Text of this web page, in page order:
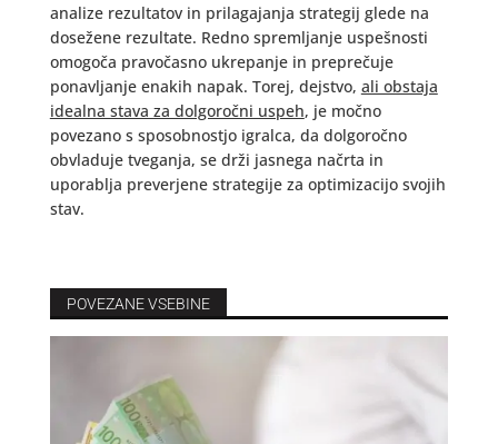
analize rezultatov in prilagajanja strategij glede na
dosežene rezultate. Redno spremljanje uspešnosti
omogoča pravočasno ukrepanje in preprečuje
ponavljanje enakih napak. Torej, dejstvo, ali obstaja
idealna stava za dolgoročni uspeh, je močno
povezano s sposobnostjo igralca, da dolgoročno
obvladuje tveganja, se drži jasnega načrta in
uporablja preverjene strategije za optimizacijo svojih
stav.
POVEZANE VSEBINE